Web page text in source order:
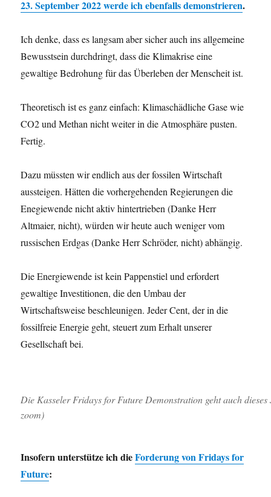
23. September 2022 werde ich ebenfalls demonstrieren.
Ich denke, dass es langsam aber sicher auch ins allgemeine
Bewusstsein durchdringt, dass die Klimakrise eine
gewaltige Bedrohung für das Überleben der Menscheit ist.
Theoretisch ist es ganz einfach: Klimaschädliche Gase wie
CO2 und Methan nicht weiter in die Atmosphäre pusten.
Fertig.
Dazu müssten wir endlich aus der fossilen Wirtschaft
aussteigen. Hätten die vorhergehenden Regierungen die
Enegiewende nicht aktiv hintertrieben (Danke Herr
Altmaier, nicht), würden wir heute auch weniger vom
russischen Erdgas (Danke Herr Schröder, nicht) abhängig.
Die Energiewende ist kein Pappenstiel und erfordert
gewaltige Investitionen, die den Umbau der
Wirtschaftsweise beschleunigen. Jeder Cent, der in die
fossilfreie Energie geht, steuert zum Erhalt unserer
Gesellschaft bei.
Die Kasseler Fridays for Future Demonstration geht auch
zoom)
Insofern unterstütze ich dieForderung von Fridays for
Future: